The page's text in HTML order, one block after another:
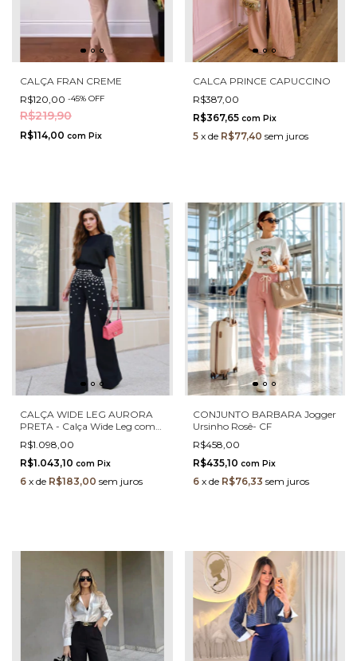
CALÇA FRAN CREME
R$120,00 -45% OFF
R$219,90
R$114,00 com Pix
CALCA PRINCE CAPUCCINO
R$387,00
R$367,65 com Pix
5 x de R$77,40 sem juros
CALÇA WIDE LEG AURORA
PRETA - Calça Wide Leg com
Aplicação de Pedrarias e
Cintura Alta
R$1.098,00
R$1.043,10 com Pix
6 x de R$183,00 sem juros
CONJUNTO BARBARA Jogger
Ursinho Rosê- CF
R$458,00
R$435,10 com Pix
6 x de R$76,33 sem juros